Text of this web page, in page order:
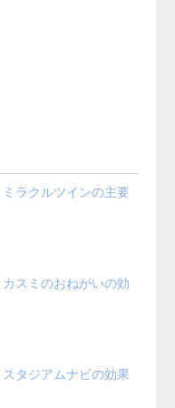
ミラクルツインの主要
カスミのおねがいの効
スタジアムナビの効果